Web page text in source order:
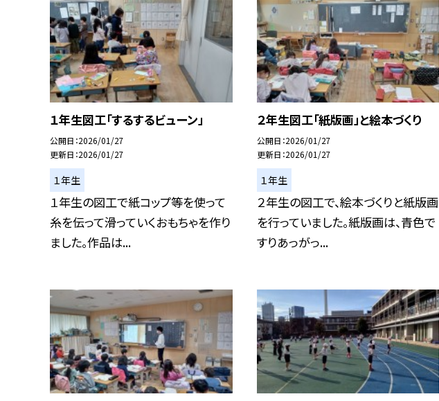
１年生図工「するするビューン」
公開日 2026/01/27
更新日 2026/01/27
１年生
１年生の図工で紙コップ等を使って
糸を伝って滑っていくおもちゃを作り
ました。作品は...
２年生図工「紙版画」と絵本づくり
公開日 2026/01/27
更新日 2026/01/27
１年生
２年生の図工で、絵本づくりと紙版画
を行っていました。紙版画は、青色で
すりあっがっ...